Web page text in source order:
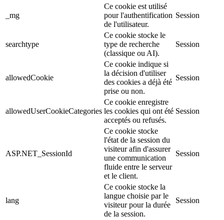
_mg
Ce cookie est utilisé
pour l'authentification
de l'utilisateur.
Session
searchtype
Ce cookie stocke le
type de recherche
(classique ou AI).
Session
allowedCookie
Ce cookie indique si
la décision d'utiliser
des cookies a déjà été
prise ou non.
Session
allowedUserCookieCategories
Ce cookie enregistre
les cookies qui ont été
acceptés ou refusés.
Session
ASP.NET_SessionId
Ce cookie stocke
l'état de la session du
visiteur afin d'assurer
une communication
fluide entre le serveur
et le client.
Session
lang
Ce cookie stocke la
langue choisie par le
visiteur pour la durée
de la session.
Session